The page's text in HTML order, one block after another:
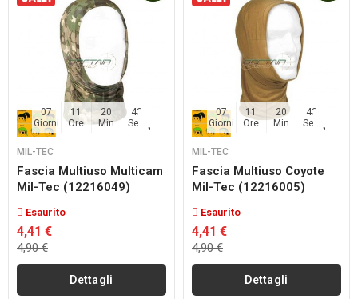
07
Giorni
11
Ore
20
Min
42
Sec
MIL-TEC
Fascia Multiuso Multicam
Mil-Tec (12216049)
Esaurito
4,41 €
4,90 €
Dettagli
07
Giorni
11
Ore
20
Min
42
Sec
MIL-TEC
Fascia Multiuso Coyote
Mil-Tec (12216005)
Esaurito
4,41 €
4,90 €
Dettagli